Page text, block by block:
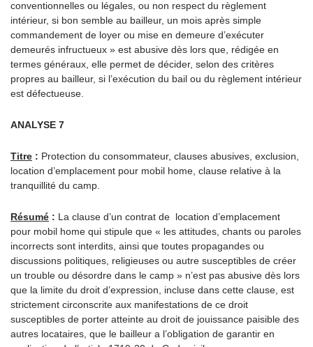
conventionnelles ou légales, ou non respect du règlement
intérieur, si bon semble au bailleur, un mois après simple
commandement de loyer ou mise en demeure d’exécuter
demeurés infructueux » est abusive dès lors que, rédigée en
termes généraux, elle permet de décider, selon des critères
propres au bailleur, si l’exécution du bail ou du règlement intérieur
est défectueuse.
ANALYSE 7
Titre : Protection du consommateur, clauses abusives, exclusion,
location d’emplacement pour mobil home, clause relative à la
tranquillité du camp.
Résumé : La clause d’un contrat de location d’emplacement
pour mobil home qui stipule que « les attitudes, chants ou paroles
incorrects sont interdits, ainsi que toutes propagandes ou
discussions politiques, religieuses ou autre susceptibles de créer
un trouble ou désordre dans le camp » n’est pas abusive dès lors
que la limite du droit d’expression, incluse dans cette clause, est
strictement circonscrite aux manifestations de ce droit
susceptibles de porter atteinte au droit de jouissance paisible des
autres locataires, que le bailleur a l’obligation de garantir en